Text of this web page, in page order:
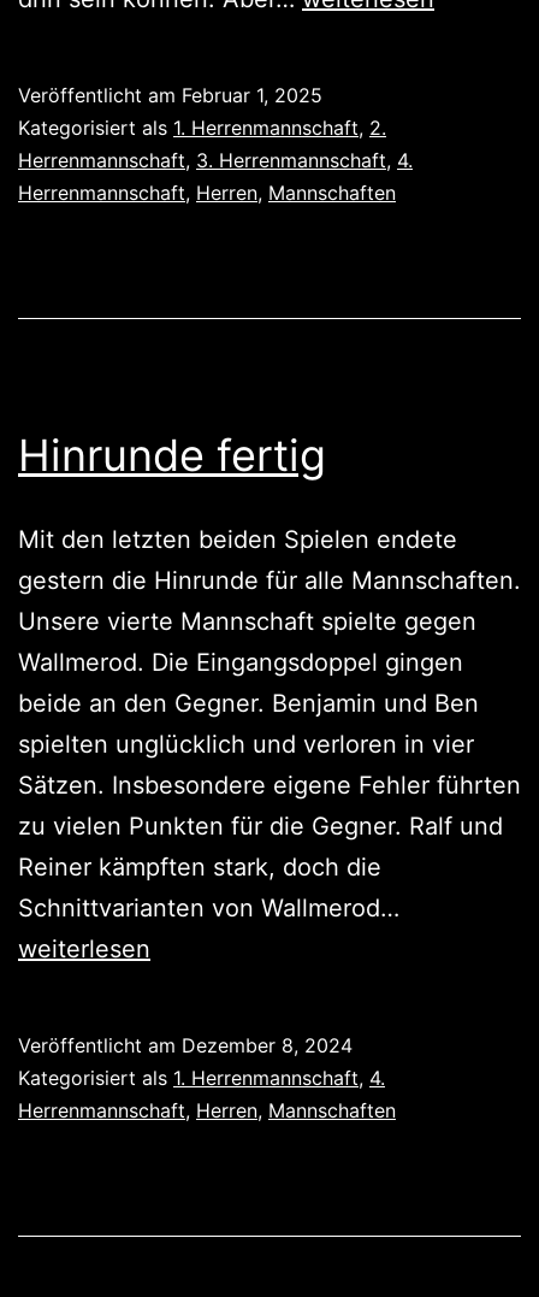
ein
Unentschieden,
eine
Veröffentlicht am Februar 1, 2025
Kategorisiert als 1. Herrenmannschaft, 2.
Herrenmannschaft, 3. Herrenmannschaft, 4.
Herrenmannschaft, Herren, Mannschaften
Hinrunde fertig
Mit den letzten beiden Spielen endete
gestern die Hinrunde für alle Mannschaften.
Unsere vierte Mannschaft spielte gegen
Wallmerod. Die Eingangsdoppel gingen
beide an den Gegner. Benjamin und Ben
spielten unglücklich und verloren in vier
Sätzen. Insbesondere eigene Fehler führten
zu vielen Punkten für die Gegner. Ralf und
Reiner kämpften stark, doch die
Schnittvarianten von Wallmerod…
weiterlesen
Veröffentlicht am Dezember 8, 2024
Kategorisiert als 1. Herrenmannschaft, 4.
Herrenmannschaft, Herren, Mannschaften